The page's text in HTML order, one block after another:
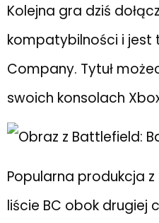
Kolejna gra dziś
kompatybilności i jest
Company. Tytuł
swoich konsolach
Popularna produkcja z
liście BC obok drugiej